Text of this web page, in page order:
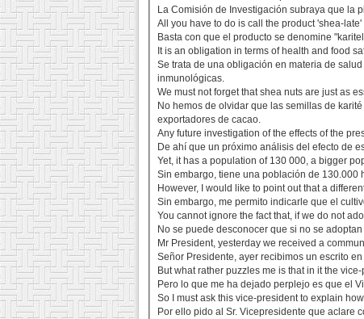
La Comisión de Investigación subraya que la
All you have to do is call the product 'shea-
Basta con que el producto se denomine
It is an obligation in terms of health and food
Se trata de una obligación en materia de
inmunológicas.
We must not forget that shea nuts are just as
No hemos de olvidar que las semillas de
exportadores de cacao.
Any future investigation of the effects of the
De ahí que un próximo análisis del efecto de
Yet, it has a population of 130 000, a bigger
Sin embargo, tiene una población de 130.000
However, I would like to point out that a
Sin embargo, me permito indicarle que el
You cannot ignore the fact that, if we do not
No se puede desconocer que si no se
Mr President, yesterday we received a
Señor Presidente, ayer recibimos un escrito
But what rather puzzles me is that in it the
Pero lo que me ha dejado perplejo es que el
So I must ask this vice-president to explain
Por ello pido al Sr. Vicepresidente que aclare